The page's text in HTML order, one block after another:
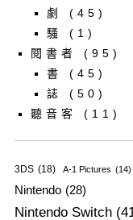
劇
(45)
騷
(1)
閱書者
(95)
書
(45)
誌
(50)
聽音客
(11)
3DS (18) A-1 Pictures (14)
Nintendo (28)
Nintendo Switch